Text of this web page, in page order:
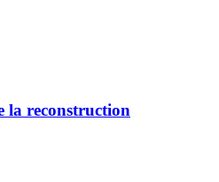
la reconstruction